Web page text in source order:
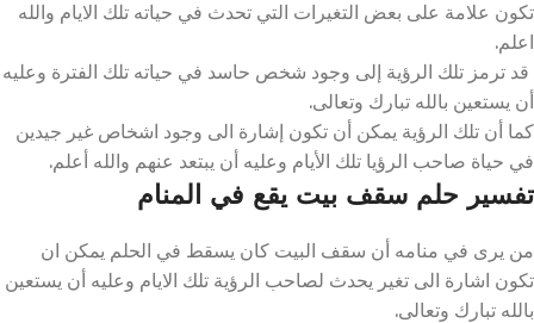
تكون علامة على بعض التغيرات التي تحدث في حياته تلك الايام والله
اعلم.
قد ترمز تلك الرؤية إلى وجود شخص حاسد في حياته تلك الفترة وعليه
أن يستعين بالله تبارك وتعالى.
كما أن تلك الرؤية يمكن أن تكون إشارة الى وجود اشخاص غير جيدين
في حياة صاحب الرؤيا تلك الأيام وعليه أن يبتعد عنهم والله أعلم.
تفسير حلم سقف بيت يقع في المنام
من يرى في منامه أن سقف البيت كان يسقط في الحلم يمكن ان
تكون اشارة الى تغير يحدث لصاحب الرؤية تلك الايام وعليه أن يستعين
بالله تبارك وتعالى.